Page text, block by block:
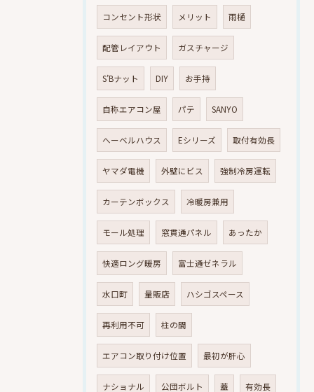
コンセント形状 メリット 雨樋
配管レイアウト ガスチャージ
S’Bナット DIY お手持
自称エアコン屋 パテ SANYO
へーベルハウス Eシリーズ 取付有効長
ヤマダ電機 外壁にビス 強制冷房運転
カーテンボックス 冷暖房兼用
モール処理 窓貫通パネル あったか
快適ロング暖房 富士通ゼネラル
水口町 量販店 ハシゴスペース
再利用不可 柱の間
エアコン取り付け位置 最初が肝心
ナショナル 公団ボルト 蓋 有効長